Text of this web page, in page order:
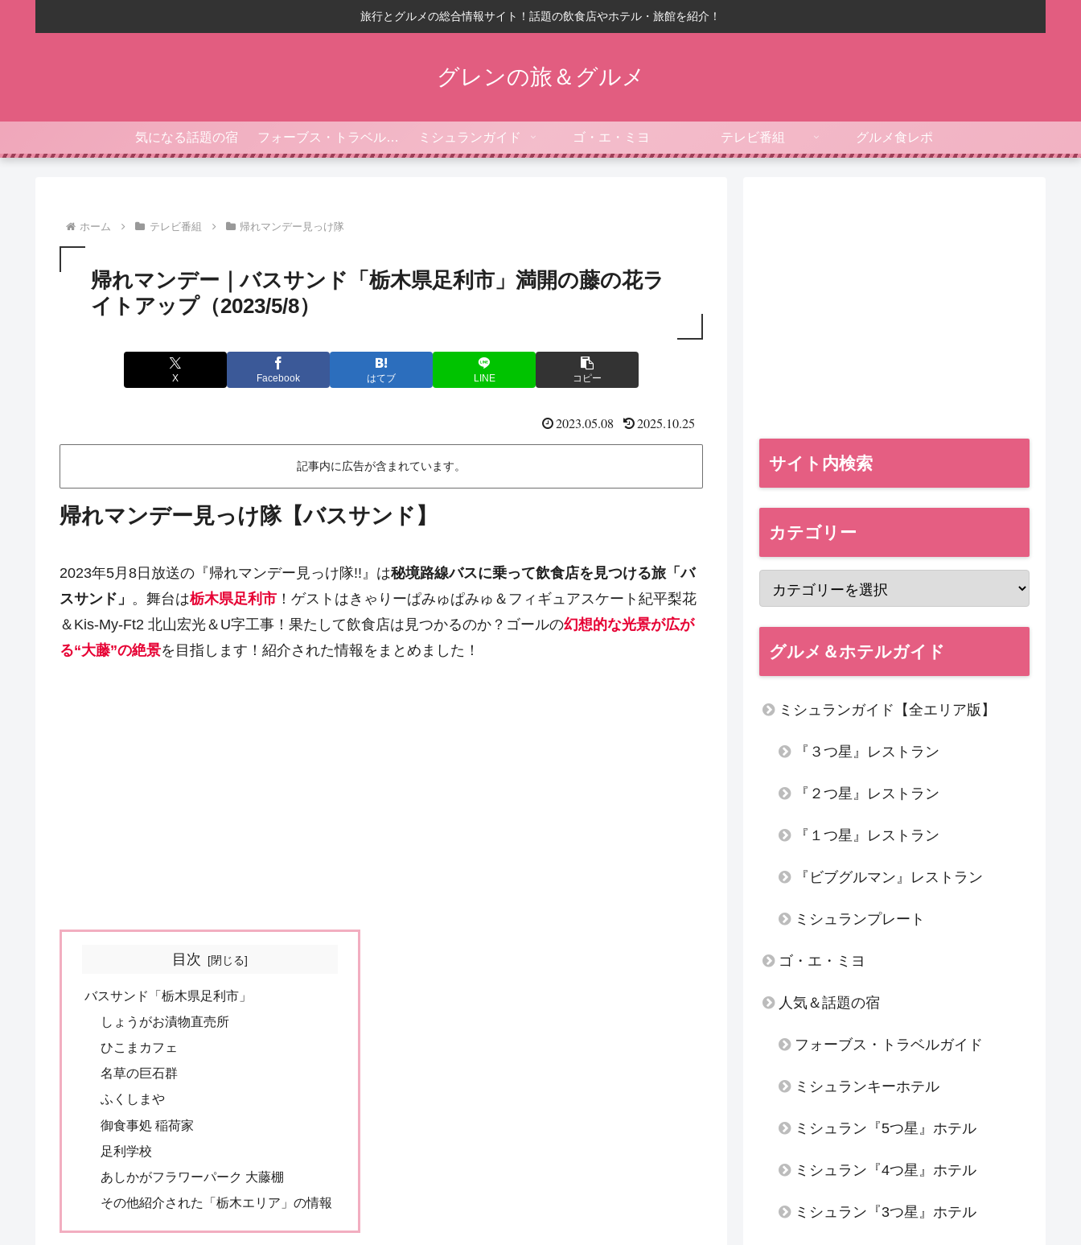
旅行とグルメの総合情報サイト！話題の飲食店やホテル・旅館を紹介！
グレンの旅＆グルメ
気になる話題の宿 フォーブス・トラベルガイド ミシュランガイド ゴ・エ・ミヨ テレビ番組 グルメ食レポ
ホーム テレビ番組 帰れマンデー見っけ隊
帰れマンデー｜バスサンド「栃木県足利市」満開の藤の花ラ
イトアップ（2023/5/8）
X Facebook はてブ LINE コピー
2023.05.08 2025.10.25
記事内に広告が含まれています。
帰れマンデー見っけ隊【バスサンド】
2023年5月8日放送の『帰れマンデー見っけ隊!!』は秘境路線バスに乗って飲食店を見つける旅「バ
スサンド」 。舞台は栃木県足利市 ！ゲストはきゃりーぱみゅぱみゅ＆フィギュアスケート紀平梨花
＆Kis-My-Ft2 北山宏光＆U字工事！果たして飲食店は見つかるのか？ゴールの幻想的な光景が広が
る“大藤”の絶景を目指します！紹介された情報をまとめました！
目次
バスサンド「栃木県足利市」
しょうがお漬物直売所
ひこまカフェ
名草の巨石群
ふくしまや
御食事処 稲荷家
足利学校
あしかがフラワーパーク 大藤棚
その他紹介された「栃木エリア」の情報
サイト内検索
カテゴリー
グルメ＆ホテルガイド
ミシュランガイド【全エリア版】
『３つ星』レストラン
『２つ星』レストラン
『１つ星』レストラン
『ビブグルマン』レストラン
ミシュランプレート
ゴ・エ・ミヨ
人気＆話題の宿
フォーブス・トラベルガイド
ミシュランキーホテル
ミシュラン『5つ星』ホテル
ミシュラン『4つ星』ホテル
ミシュラン『3つ星』ホテル